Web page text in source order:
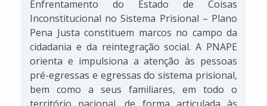
Enfrentamento do Estado de Coisas
Inconstitucional no Sistema Prisional – Plano
Pena Justa constituem marcos no campo da
cidadania e da reintegração social. A PNAPE
orienta e impulsiona a atenção às pessoas
pré-egressas e egressas do sistema prisional,
bem como a seus familiares, em todo o